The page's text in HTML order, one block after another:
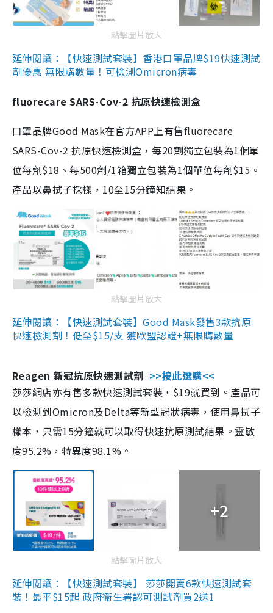
點擊圖片放大
延伸閱讀：【快速測試套裝】香港口罩品牌$19快速測試
劑優惠 無限購數量！可檢測Omicron病毒
fluorecare SARS-Cov-2 抗原快速檢測盒
口罩品牌Good Mask在官方APP上有售fluorecare
SARS-Cov-2 抗原快速檢測盒，每20劑獨立包裝為1個單
位每劑$18、每500劑/1箱獨立包裝為1個單位每劑$15。
產品以鼻拭子採樣，10至15分鐘知結果。
點擊圖片放大
延伸閱讀：【快速測試套裝】Good Mask發售3款抗原
快速檢測劑！低至$15/支 獲歐盟認證+無限購數量
Reagen 新冠抗原快速測試劑 >>按此選購<<
莎莎網店亦有售多款快速測試套裝，$19就買到。產品可
以檢測到Omicron及Delta等新型冠狀病毒，使用鼻拭子
樣本，只需15分鐘就可以取得快速抗原測試結果。靈敏
度95.2%，特異度98.1%。
+2
點擊圖片放大
延伸閱讀：【快速測試套裝】 莎莎開賣6款快速測試套
裝！最平$15起 政府衛生署認可測試劑買2送1